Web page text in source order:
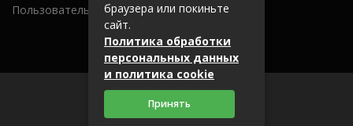
Пользовательское соглашение
2026 (c) metallobaza31.ru
браузера или покиньте
сайт.
Политика обработки
персональных данных
и политика cookie
Принять